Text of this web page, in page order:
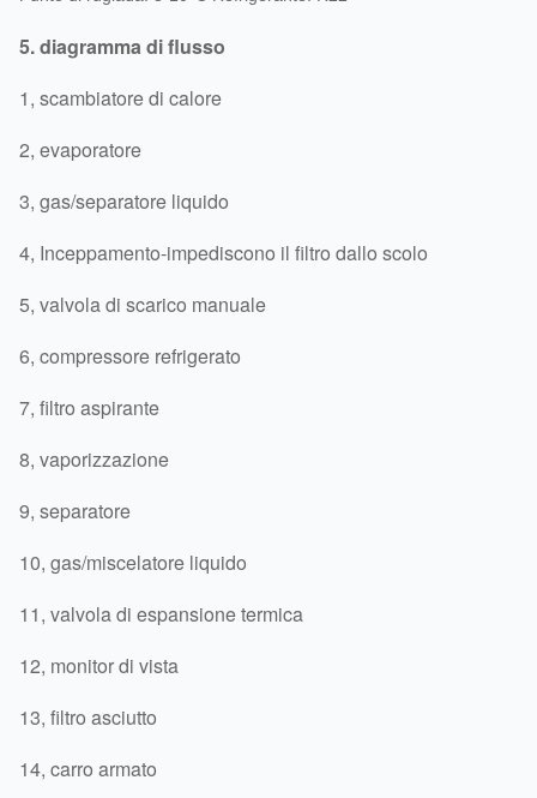
5. diagramma di flusso
1, scambiatore di calore
2, evaporatore
3, gas/separatore liquido
4, Inceppamento-impediscono il filtro dallo scolo
5, valvola di scarico manuale
6, compressore refrigerato
7, filtro aspirante
8, vaporizzazione
9, separatore
10, gas/miscelatore liquido
11, valvola di espansione termica
12, monitor di vista
13, filtro asciutto
14, carro armato